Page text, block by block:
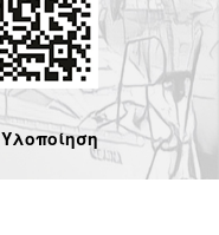
Υλοποίηση